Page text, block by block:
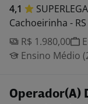
4,1
Cachoeirinha - RS
R$ 1.980,00
Ensino Médio
Operador(A)